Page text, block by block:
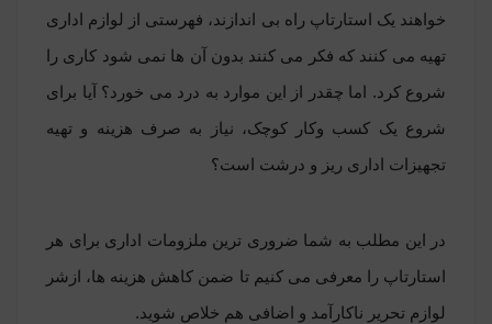
خواهند یک استارتاپ راه بی اندازند، فهرستی از لوازم اداری
تهیه می کنند که فکر می کنند بدون آن ها نمی شود کاری را
شروع کرد. اما چقدر از این موارد به درد می خورد؟ آیا برای
شروع یک کسب وکار کوچک، نیاز به صرف هزینه و تهیه
تجهیزات اداری ریز و درشت است؟
در این مطلب به شما ضروری ترین ملزومات اداری برای هر
استارتاپ را معرفی می کنیم تا ضمن کاهش هزینه ها، ازشر
لوازم تحریر ناکارآمد و اضافی هم خلاص شوید.